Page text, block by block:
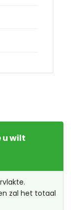
u wilt
zal het totaal